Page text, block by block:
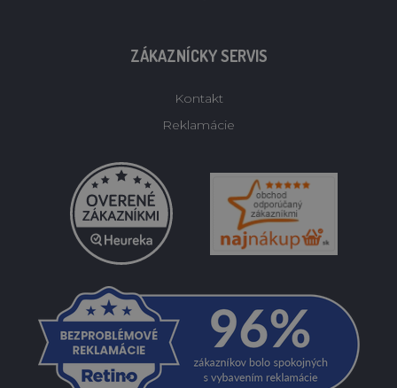
ZÁKAZNÍCKY SERVIS
Kontakt
Reklamácie